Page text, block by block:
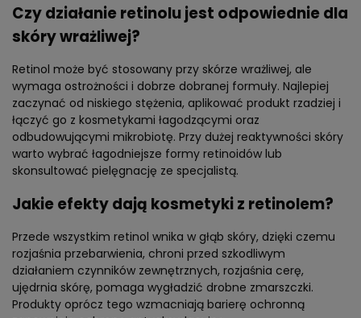
Czy działanie retinolu jest odpowiednie dla
skóry wrażliwej?
Retinol może być stosowany przy skórze wrażliwej, ale
wymaga ostrożności i dobrze dobranej formuły. Najlepiej
zaczynać od niskiego stężenia, aplikować produkt rzadziej i
łączyć go z kosmetykami łagodzącymi oraz
odbudowującymi mikrobiotę. Przy dużej reaktywności skóry
warto wybrać łagodniejsze formy retinoidów lub
skonsultować pielęgnację ze specjalistą.
Jakie efekty dają kosmetyki z retinolem?
Przede wszystkim retinol wnika w głąb skóry, dzięki czemu
rozjaśnia przebarwienia, chroni przed szkodliwym
działaniem czynników zewnętrznych, rozjaśnia cerę,
ujędrnia skórę, pomaga wygładzić drobne zmarszczki.
Produkty oprócz tego wzmacniają barierę ochronną